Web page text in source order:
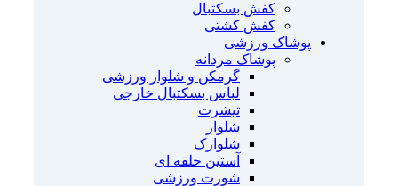
کفش بسکتبال
کفش کشتی
پوشاک ورزشی
پوشاک مردانه
گرمکن و شلوار ورزشی
لباس بسکتبال خارجی
تیشرت
شلوار
شلوارک
آستین حلقه ای
شورت ورزشی